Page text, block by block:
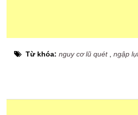
Từ khóa:nguy cơ lũ quét,ngập